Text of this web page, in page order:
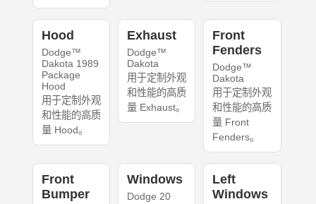
Hood
Dodge™
Dakota 1989
Package
Hood
用于定制外观
和性能的高质
量 Hood。
Exhaust
Dodge™
Dakota
用于定制外观
和性能的高质
量 Exhaust。
Front
Fenders
Dodge™
Dakota
用于定制外观
和性能的高质
量 Front
Fenders。
Front
Bumper
Windows
Dodge 20
Left
Windows